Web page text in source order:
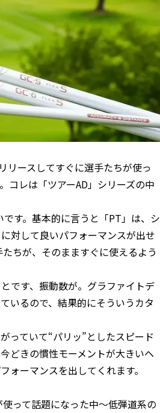
リースしてすぐに選手たちが使っ
コレは「ツアーAD」シリーズの中
す。基本的に言うと「PT」は、シ
対して良いパフォーマンスが出せ
ちが、そのまますぐに使えるよう
です、振動数が。グラファイトデ
いるので、結果的にそういうカタ
っていて“パリッ”としたスピード
どきの慣性モーメントが大きいヘ
ォーマンスを出してくれます。
って話題になった中～低弾道系の